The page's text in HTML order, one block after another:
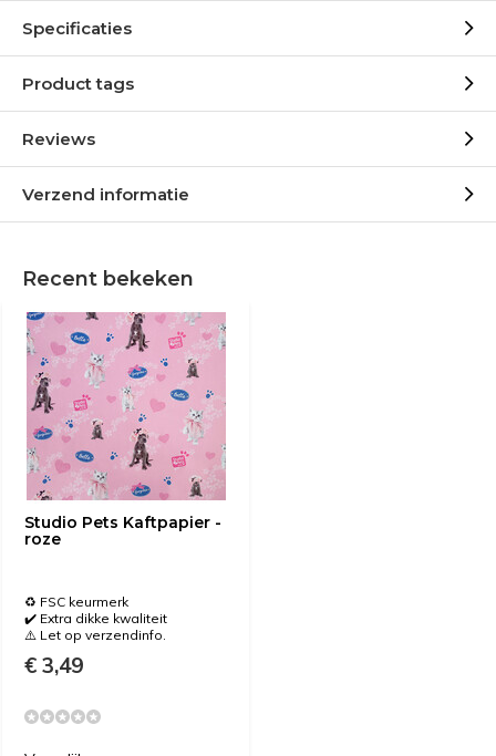
Specificaties
Product tags
Reviews
Verzend informatie
Recent bekeken
Studio Pets Kaftpapier -
roze
♻️ FSC keurmerk
✔️ Extra dikke kwaliteit
⚠️ Let op verzendinfo.
€ 3,49